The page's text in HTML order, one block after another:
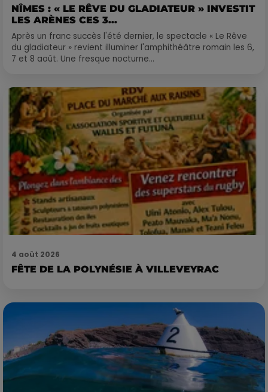
NÎMES : « LE RÊVE DU GLADIATEUR » INVESTIT
LES ARÈNES CES 3...
Après un franc succès l'été dernier, le spectacle « Le Rêve
du gladiateur » revient illuminer l'amphithéâtre romain les 6,
7 et 8 août. Une fresque nocturne...
4 août 2026
FÊTE DE LA POLYNÉSIE À VILLEVEYRAC